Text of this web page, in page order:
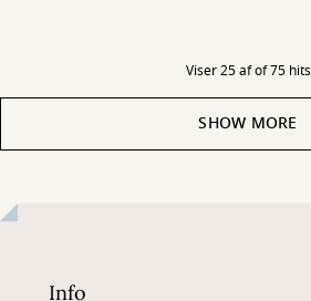
Viser 25 af of 75 hits
SHOW MORE
Info